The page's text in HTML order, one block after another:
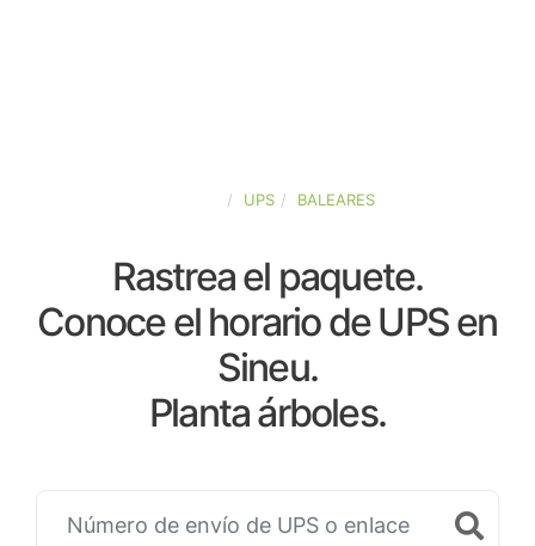
UPS BALEARES
Rastrea el paquete.
Conoce el horario de UPS en
Sineu.
Planta árboles.